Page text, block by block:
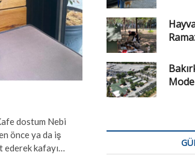
dostum Nebi
önce ya da iş
ederek kafayı…